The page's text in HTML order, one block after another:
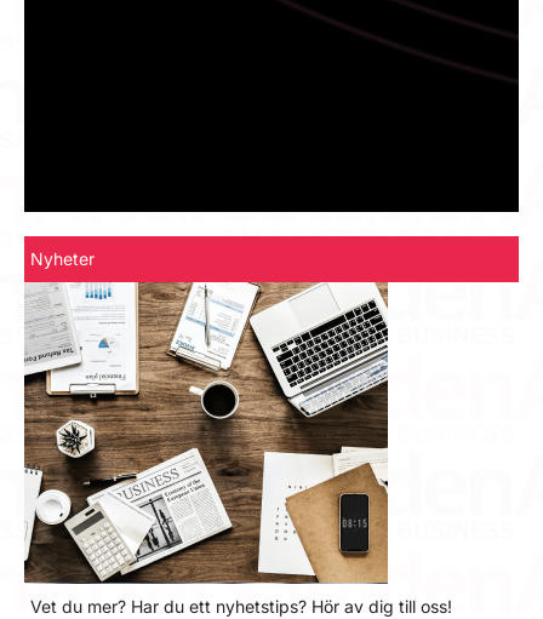
Nyheter
Vet du mer? Har du ett nyhetstips? Hör av dig till oss!